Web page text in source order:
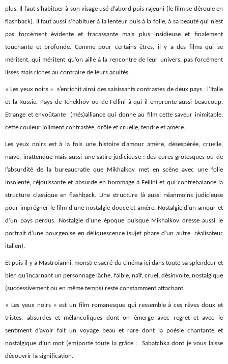
plus. Il faut s’habituer à son visage usé d’abord puis rajeuni (le film se déroule en
flashback). Il faut aussi s’habituer à la lenteur puis à la folie, à sa beauté qui n’est
pas forcément évidente et fracassante mais plus insidieuse et finalement
touchante et profonde. Comme pour certains êtres, il y a des films qui se
méritent, qui méritent qu’on aille à la rencontre de leur univers, pas forcément
lisses mais riches au contraire de leurs acuités.
« Les yeux noirs » s’enrichit ainsi des saisissants contrastes de deux pays : l’Italie
et la Russie. Pays de Tchekhov ou de Fellini à qui il emprunte aussi beaucoup.
Etrange et envoûtante (més)alliance qui donne au film cette saveur inimitable,
cette couleur joliment contrastée, drôle et cruelle, tendre et amère.
Les yeux noirs est à la fois une histoire d’amour amère, désespérée, cruelle,
naïve, inattendue mais aussi une satire judicieuse : des cures grotesques ou de
l’absurdité de la bureaucratie que Mikhalkov met en scène avec une folie
insolente, réjouissante et absurde en hommage à Fellini et qui contrebalance la
structure classique en flashback. Une structure là aussi néanmoins judicieuse
pour imprégner le film d’une nostalgie douce et amère. Nostalgie d’un amour et
d’un pays perdus. Nostalgie d’une époque puisque Mikhalkov dresse aussi le
portrait d’une bourgeoise en déliquescence (sujet phare d’un autre réalisateur
italien).
Et puis il y a Mastroianni, monstre sacré du cinéma ici dans toute sa splendeur et
bien qu’incarnant un personnage lâche, faible, naïf, cruel, désinvolte, nostalgique
(successivement ou en même temps) reste constamment attachant.
« Les yeux noirs » est un film romanesque qui ressemble à ces rêves doux et
tristes, absurdes et mélancoliques dont on émerge avec regret et avec le
sentiment d’avoir fait un voyage beau et rare dont la poésie chantante et
nostalgique d’un mot (em)porte toute la grâce : Sabatchka dont je vous laisse
découvrir la signification.